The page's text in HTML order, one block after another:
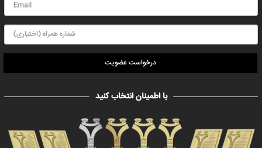
درخواست عضویت
با اطمینان انتخاب کنید